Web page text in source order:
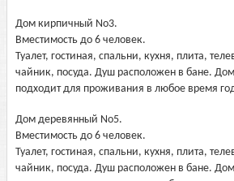
Дом кирпичный No3.
Вместимость до 6 человек.
Туалет, гостиная, спальни, кухня, плита,
чайник, посуда. Душ расположен в бане.
подходит для проживания в любое время
Дом деревянный No5.
Вместимость до 6 человек.
Туалет, гостиная, спальни, кухня, плита,
чайник, посуда. Душ расположен в бане.